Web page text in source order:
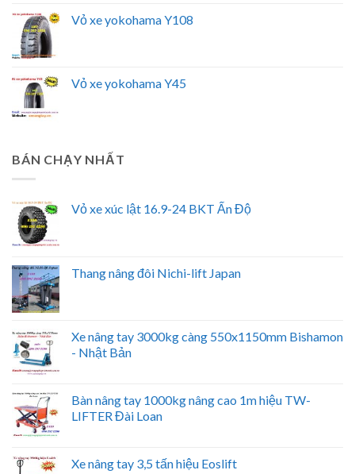
Vỏ xe yokohama Y108
Vỏ xe yokohama Y45
BÁN CHẠY NHẤT
Vỏ xe xúc lật 16.9-24 BKT Ấn Độ
Thang nâng đôi Nichi-lift Japan
Xe nâng tay 3000kg càng 550x1150mm Bishamon
- Nhật Bản
Bàn nâng tay 1000kg nâng cao 1m hiệu TW-
LIFTER Đài Loan
Xe nâng tay 3,5 tấn hiệu Eoslift